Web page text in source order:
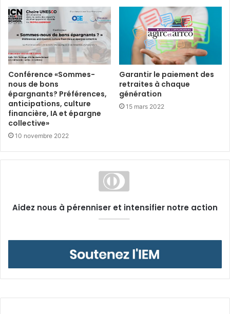
Conférence «Sommes-
nous de bons
épargnants? Préférences,
anticipations, culture
financière, IA et épargne
collective»
10 novembre 2022
Garantir le paiement des
retraites à chaque
génération
15 mars 2022
Aidez nous à pérenniser et intensifier notre action